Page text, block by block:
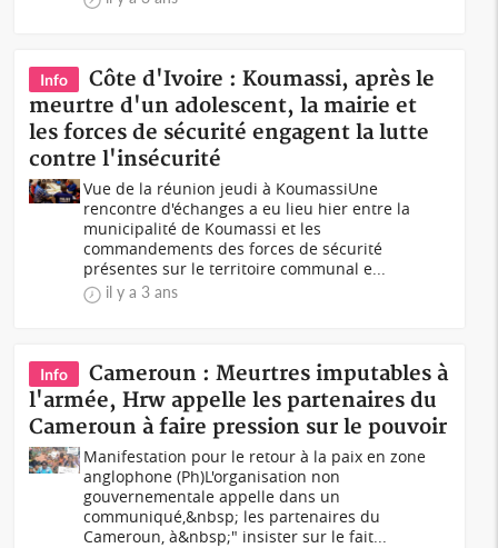
Info
Côte d'Ivoire : Koumassi, après le
meurtre d'un adolescent, la mairie et
les forces de sécurité engagent la lutte
contre l'insécurité
Vue de la réunion jeudi à KoumassiUne
rencontre d'échanges a eu lieu hier entre la
municipalité de Koumassi et les
commandements des forces de sécurité
présentes sur le territoire communal e...
il y a 3 ans
Info
Cameroun : Meurtres imputables à
l'armée, Hrw appelle les partenaires du
Cameroun à faire pression sur le pouvoir
Manifestation pour le retour à la paix en zone
anglophone (Ph)L'organisation non
gouvernementale appelle dans un
communiqué,&nbsp; les partenaires du
Cameroun, à&nbsp;" insister sur le fait...